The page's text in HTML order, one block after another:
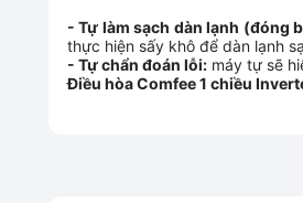
- Tự làm sạch dàn lạnh (đóng
thực hiện sấy khô để dàn lạnh
- Tự chẩn đoán lỗi: máy tự sẽ
Điều hòa Comfee 1 chiều